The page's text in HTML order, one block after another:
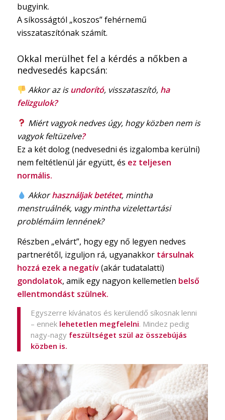
bugyink.
A síkosságtól „koszos” fehérnemű
visszataszítónak számít.
Okkal merülhet fel a kérdés a nőkben a
nedvesedés kapcsán:
Akkor az isundorító, visszataszító,ha
felizgulok?
Miért vagyok nedves úgy, hogy közben nem is
vagyok feltüzelve?
Ez a két dolog (nedvesedni és izgalomba kerülni)
nem feltétlenül jár együtt, és ez teljesen
normális.
Akkorhasználjak betétet, mintha
menstruálnék, vagy mintha vizelettartási
problémáim lennének?
Részben „elvárt”, hogy egy nő legyen nedves
partnerétől, izguljon rá, ugyanakkor társulnak
hozzá ezek a negatív(akár tudatalatti)
gondolatok, amik egy nagyon kellemetlen belső
ellentmondást szülnek.
Egyszerre kívánatos és kerülendő síkosnak lenni
– ennek lehetetlen megfelelni. Mindez pedig
nagy-nagy feszültséget szül az összebújás
közben is.